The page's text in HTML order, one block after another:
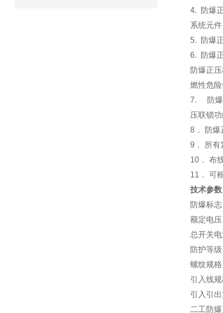
4. 防爆
系统元
5. 防爆
6. 防爆
防爆正
燃性危
7. 防爆
压联锁
8． 防爆
9． 所有
10． 布
11． 可
技术参数
防爆标
额定电
总开关
防护等
螺纹规
引入线
引入引
二工防